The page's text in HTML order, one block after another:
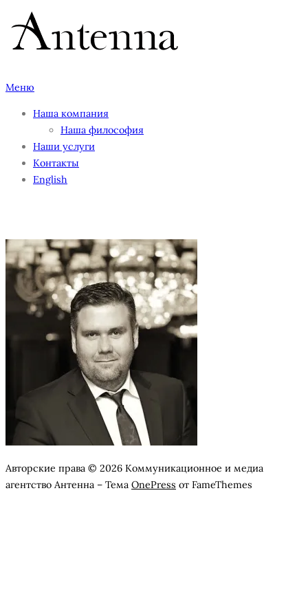
Перейти
содержимому
Меню
Наша компания
Наша философия
Наши услуги
Контакты
English
Авторские права © 2026 Коммуникационное и медиа
агентство Антенна – Тема OnePress от FameThemes